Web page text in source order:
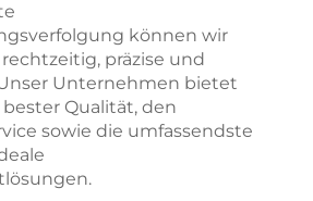
können wir
präzise und
Unternehmen bietet
Qualität, den
sowie die umfassendste